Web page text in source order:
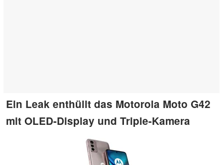
Ein Leak enthüllt das Motorola Moto G42
mit OLED-Display und Triple-Kamera